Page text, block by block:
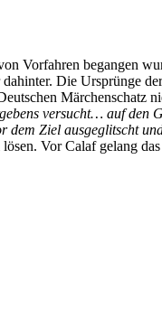
Vorfahren begangen
Die Ursprünge
Märchenschatz
versucht… auf den
Ziel ausgeglitscht
Vor Calaf gelang